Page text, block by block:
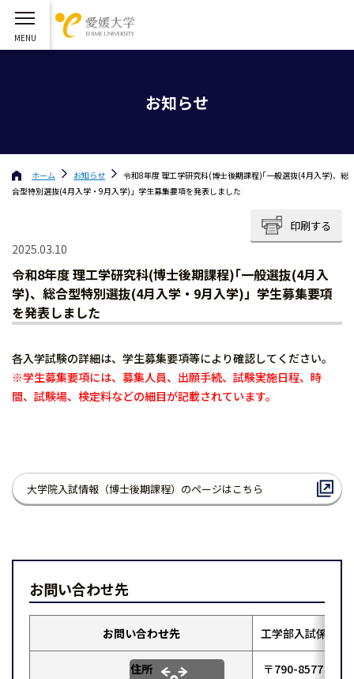
お知らせ
ホーム お知らせ
令和8年度 理工学研究科(博士後期課程)｢一般選抜(4月入学)、総
合型特別選抜(4月入学・9月入学)」学生募集要項を発表しました
印刷する
2025.03.10
令和8年度 理工学研究科(博士後期課程)｢一般選抜(4月入
学)、総合型特別選抜(4月入学・9月入学)」学生募集要項
を発表しました
各入学試験の詳細は、学生募集要項等により確認してください。
※学生募集要項には、募集人員、出願手続、試験実施日程、時
間、試験場、検定料などの細目が記載されています。
大学院入試情報（博士後期課程）のページはこちら
お問い合わせ先
お問い合わせ先 工学部入試係（大
住所 〒790-8577 松山